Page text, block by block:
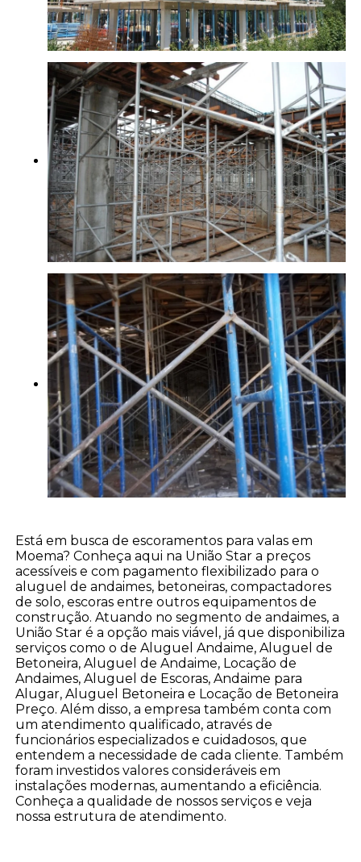
Está em busca de escoramentos para valas em
Moema? Conheça aqui na União Star a preços
acessíveis e com pagamento flexibilizado para o
aluguel de andaimes, betoneiras, compactadores
de solo, escoras entre outros equipamentos de
construção. Atuando no segmento de andaimes, a
União Star é a opção mais viável, já que disponibiliza
serviços como o de Aluguel Andaime, Aluguel de
Betoneira, Aluguel de Andaime, Locação de
Andaimes, Aluguel de Escoras, Andaime para
Alugar, Aluguel Betoneira e Locação de Betoneira
Preço. Além disso, a empresa também conta com
um atendimento qualificado, através de
funcionários especializados e cuidadosos, que
entendem a necessidade de cada cliente. Também
foram investidos valores consideráveis em
instalações modernas, aumentando a eficiência.
Conheça a qualidade de nossos serviços e veja
nossa estrutura de atendimento.